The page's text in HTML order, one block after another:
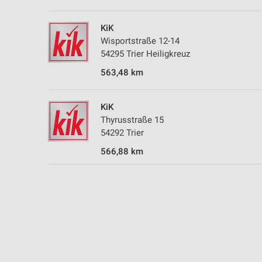
KiK
Wisportstraße 12-14
54295 Trier Heiligkreuz
563,48 km
KiK
Thyrusstraße 15
54292 Trier
566,88 km